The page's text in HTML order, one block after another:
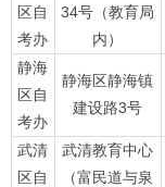
区自
考办
34号（教育局
内）
静海
区自
考办
静海区静海镇
建设路3号
武清
区自
武清教育中心
（富民道与泉